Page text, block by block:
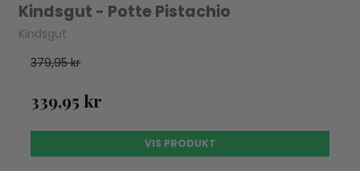
Kindsgut - Potte Pistachio
Kindsgut
379,95 kr
339,95 kr
VIS PRODUKT